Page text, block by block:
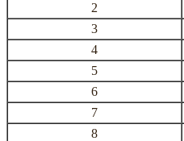
2
3
4
5
6
7
8